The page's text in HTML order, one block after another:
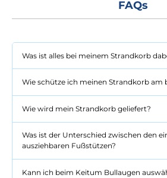
FAQs
Was ist alles bei meinem Strandkorb
Wie schütze ich meinen Strandkorb am
Wie wird mein Strandkorb geliefert?
Was ist der Unterschied zwischen den
ausziehbaren Fußstützen?
Kann ich beim Keitum Bullaugen